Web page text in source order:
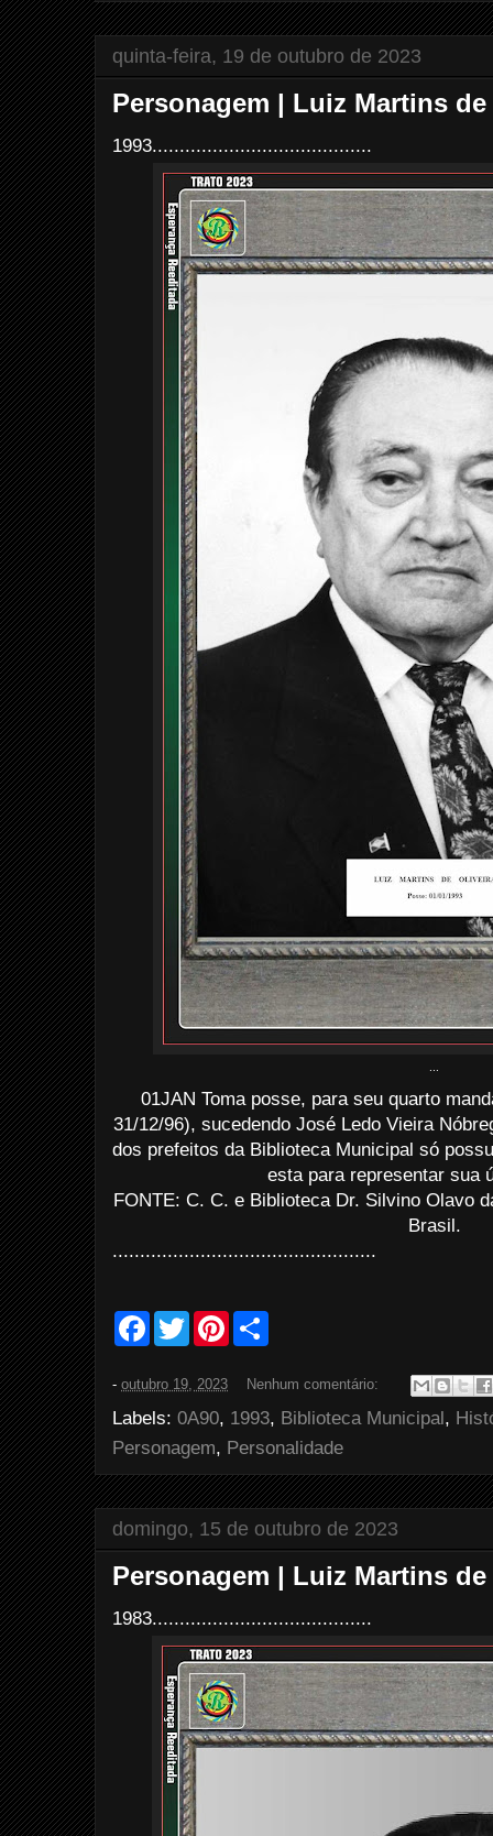
t
quinta-feira, 19 de outubro de 2023
Personagem | Luiz Martins
1993........................................
01JAN Toma posse, para seu quarto
31/12/96), sucedendo José Ledo Vieira
dos prefeitos da Biblioteca Municipal só
esta para representar sua
FONTE: C. C. e Biblioteca Dr. Silvino Olavo
Brasil.
................................................
F
b
o
o
k
T
w
t
e
r
P
e
s
e
- outubro 19, 2023 Nenhum comentário:
Labels: 0A90, 1993, Biblioteca Municipal,
Personagem, Personalidade
domingo, 15 de outubro de 2023
Personagem | Luiz Martins
1983........................................